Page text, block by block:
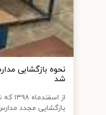
نحوه بازگشایی
شد
از
بازگشایی مجدد